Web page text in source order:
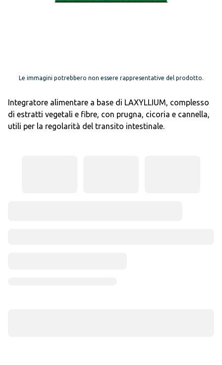
Le immagini potrebbero non essere rappresentative del prodotto.
Integratore alimentare a base di LAXYLLIUM, complesso
di estratti vegetali e fibre, con prugna, cicoria e cannella,
utili per la regolarità del transito intestinale.